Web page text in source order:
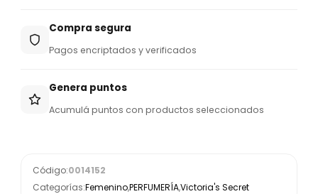
Compra segura
Pagos encriptados y verificados
Genera puntos
Acumulá puntos con productos seleccionados
Código:0014152
Categorías:Femenino,PERFUMERÍA,Victoria's Secret